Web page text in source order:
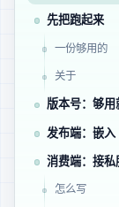
先把 pypiserver 跑起来
一份够用的 docker-compose
关于 HTTPS
版本号：PEP 440 够
发布端：setuptools-scm + 嵌入 _version.py
消费端：uv 接
pyproject.toml 怎么写